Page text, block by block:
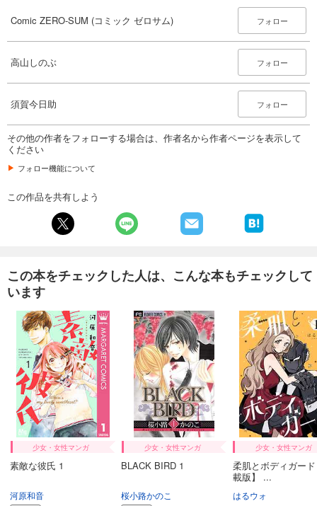
509 円 (税込)
カート
試し読み
カート
円 (税込)
あらすじを表示する
509円 (税込)
カート
試し読み
あらすじを表示する
Comic ZERO-SUM (コミック ゼロサム) 2024年12月号[雑誌]
509円 (税込)
カート
試し読み
Comic ZERO-SUM (コミック ゼロサム) フォロー
高山しのぶ フォロー
須賀今日助 フォロー
その他の作者をフォローする場合は、作者名から作者ページを表示して
ください
フォロー機能について
この作品を共有しよう
この本をチェックした人は、こんな本もチェックして
います
少女・女性マンガ
素敵な彼氏 1
河原和音
少女・女性マンガ
BLACK BIRD 1
桜小路かのこ
少女・女性マンガ
柔肌とボディガー
載版】 ...
はるウォ